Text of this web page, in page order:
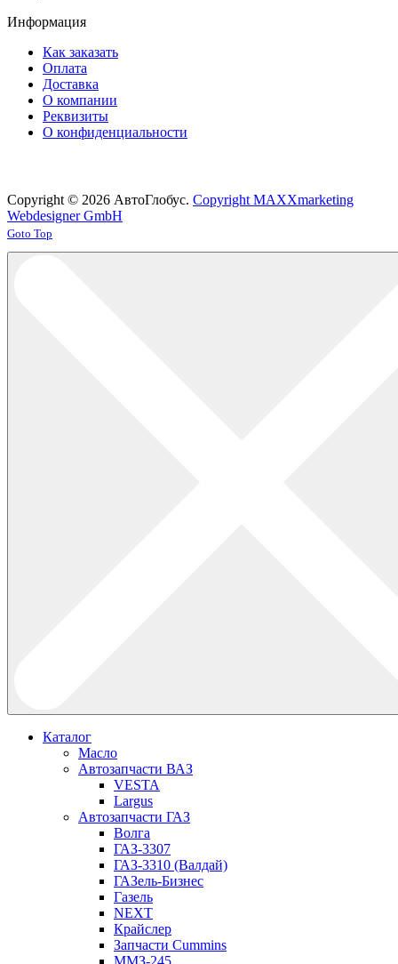
Информация
Как заказать
Оплата
Доставка
О компании
Реквизиты
О конфиденциальности
Copyright © 2026 АвтоГлобус. Copyright MAXXmarketing
Webdesigner GmbH
Joomla! 3 Templates
Goto Top
Каталог
Масло
Автозапчасти ВАЗ
VESTA
Largus
Автозапчасти ГАЗ
Волга
ГАЗ-3307
ГАЗ-3310 (Валдай)
ГАЗель-Бизнес
Газель
NEXT
Крайслер
Запчасти Cummins
ММЗ-245